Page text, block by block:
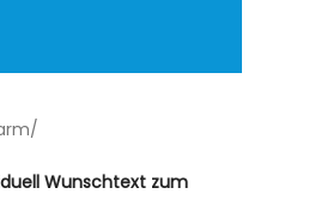
/
Wunschtext zum